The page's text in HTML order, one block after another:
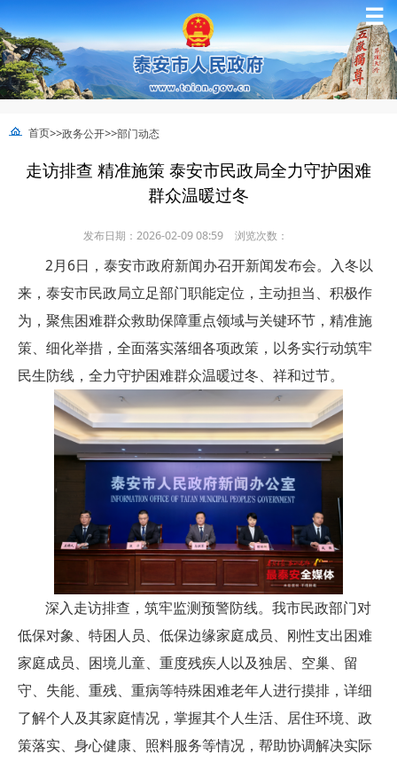
☰
首页>>政务公开>>部门动态
走访排查 精准施策 泰安市民政局全力守护困难
群众温暖过冬
发布日期：2026-02-09 08:59 浏览次数：
2月6日，泰安市政府新闻办召开新闻发布会。入冬以
来，泰安市民政局立足部门职能定位，主动担当、积极作
为，聚焦困难群众救助保障重点领域与关键环节，精准施
策、细化举措，全面落实落细各项政策，以务实行动筑牢
民生防线，全力守护困难群众温暖过冬、祥和过节。
深入走访排查，筑牢监测预警防线。我市民政部门对
低保对象、特困人员、低保边缘家庭成员、刚性支出困难
家庭成员、困境儿童、重度残疾人以及独居、空巢、留
守、失能、重残、重病等特殊困难老年人进行摸排，详细
了解个人及其家庭情况，掌握其个人生活、居住环境、政
策落实、身心健康、照料服务等情况，帮助协调解决实际